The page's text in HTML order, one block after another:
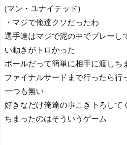
(マン・ユナイテッド)
・マジで俺達クソだったわ
選手達はマジで泥の中でプレーし
い動きがトロかった
ボールだって簡単に相手に渡しち
ファイナルサードまで行ったら行
一つも無い
好きなだけ俺達の事こき下ろして
ちまったのはそういうゲーム